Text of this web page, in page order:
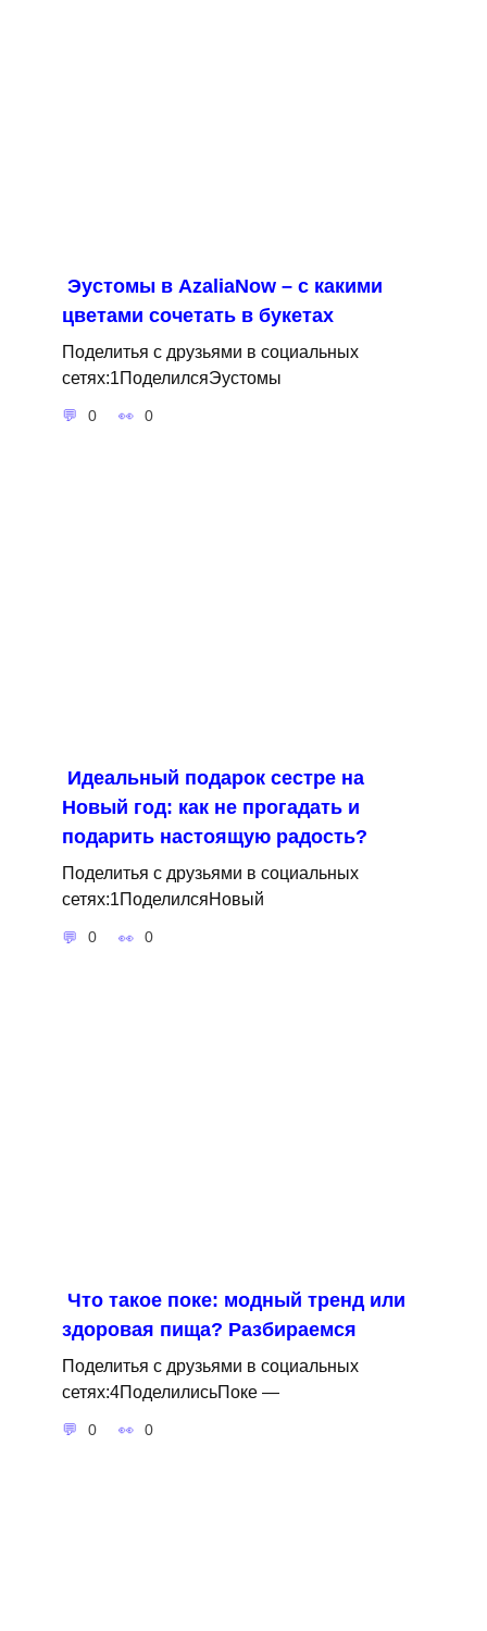
Эустомы в AzaliaNow – с какими
цветами сочетать в букетах
Поделитья с друзьями в социальных
сетях:1ПоделилсяЭустомы
0 0
Идеальный подарок сестре на
Новый год: как не прогадать и
подарить настоящую радость?
Поделитья с друзьями в социальных
сетях:1ПоделилсяНовый
0 0
Что такое поке: модный тренд или
здоровая пища? Разбираемся
Поделитья с друзьями в социальных
сетях:4ПоделилисьПоке —
0 0